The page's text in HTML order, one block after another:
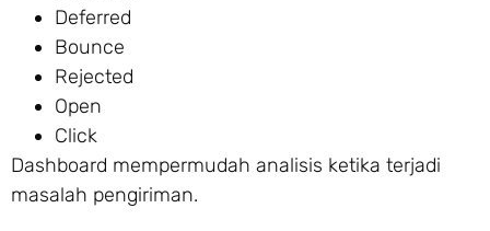
Deferred
Bounce
Rejected
Open
Click
Dashboard mempermudah analisis ketika terjadi
masalah pengiriman.